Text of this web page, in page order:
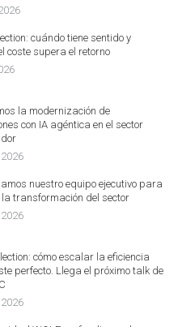
cuándo tiene sentido y
coste supera el retorno
la modernización de
con IA agéntica en el sector
nuestro equipo ejecutivo para
transformación del sector
cómo escalar la eficiencia
perfecto. Llega el próximo talk de